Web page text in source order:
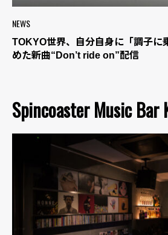
NEWS
TOKYO世界、自分自身に「調子に
めた新曲“Don’t ride on”配信
Spincoaster Music Bar